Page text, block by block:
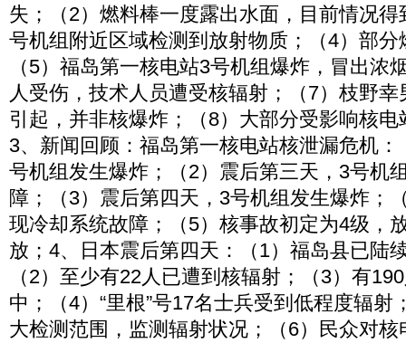
失；（2）燃料棒一度露出水面，目前情况
号机组附近区域检测到放射物质；（4）部
（5）福岛第一核电站3号机组爆炸，冒出浓
人受伤，技术人员遭受核辐射；（7）枝野
引起，并非核爆炸；（8）大部分受影响核
3、新闻回顾：福岛第一核电站核泄漏危机
号机组发生爆炸；（2）震后第三天，3号机
障；（3）震后第四天，3号机组发生爆炸；
现冷却系统故障；（5）核事故初定为4级，
放；4、日本震后第四天：（1）福岛县已陆
（2）至少有22人已遭到核辐射；（3）有
中；（4）“里根”号17名士兵受到低程度辐射
大检测范围，监测辐射状况；（6）民众对